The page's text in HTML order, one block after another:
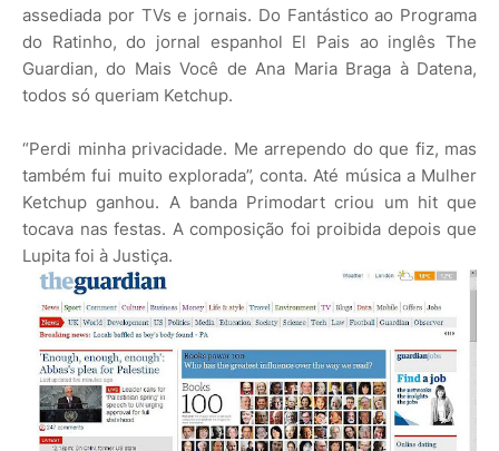
assediada por TVs e jornais. Do Fantástico ao Programa
do Ratinho, do jornal espanhol El Pais ao inglês The
Guardian, do Mais Você de Ana Maria Braga à Datena,
todos só queriam Ketchup.
“Perdi minha privacidade. Me arrependo do que fiz, mas
também fui muito explorada”, conta. Até música a Mulher
Ketchup ganhou. A banda Primodart criou um hit que
tocava nas festas. A composição foi proibida depois que
Lupita foi à Justiça.